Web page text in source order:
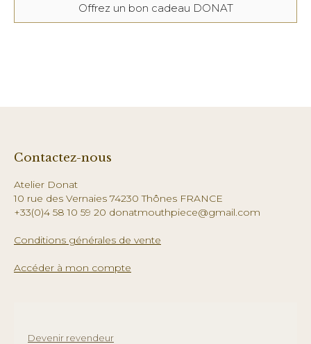
Offrez un bon cadeau DONAT
Contactez-nous
Atelier Donat
10 rue des Vernaies 74230 Thônes FRANCE
+33(0)4 58 10 59 20 donatmouthpiece@gmail.com
Conditions générales de vente
Accéder à mon compte
Devenir revendeur